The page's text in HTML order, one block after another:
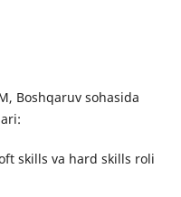
Boshqaruv sohasida
skills va hard skills roli